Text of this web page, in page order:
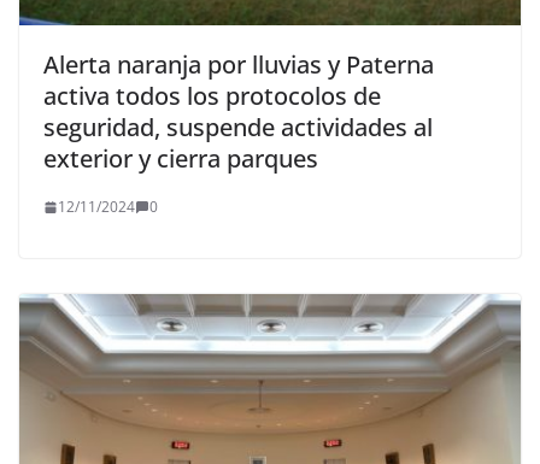
Alerta naranja por lluvias y Paterna
activa todos los protocolos de
seguridad, suspende actividades al
exterior y cierra parques
12/11/2024 0